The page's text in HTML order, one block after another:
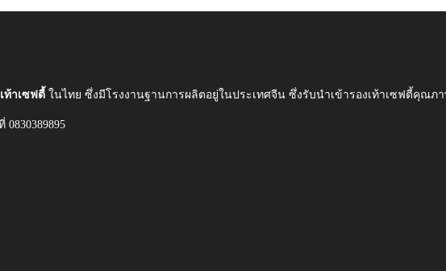
ท้าเซฟตี้ในไทย ซึ่งมีโรงงานฐานการผลิตอยู่ในประเทศจีน ซึ่งรับนำเข้ารองเท้าเซฟตี้คุณ